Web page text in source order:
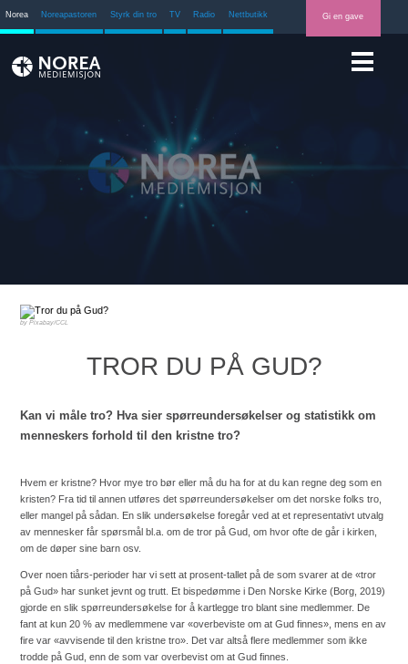
Norea Noreapastoren Styrk din tro TV Radio Nettbutikk Gi en gave
Pixabay/CCL
TROR DU PÅ GUD?
Kan vi måle tro? Hva sier spørreundersøkelser og statistikk om
menneskers forhold til den kristne tro?
Hvem er kristne? Hvor mye tro bør eller må du ha for at du kan regne deg som en
kristen? Fra tid til annen utføres det spørreundersøkelser om det norske folks tro,
eller mangel på sådan. En slik undersøkelse foregår ved at et representativt utvalg
av mennesker får spørsmål bl.a. om de tror på Gud, om hvor ofte de går i kirken,
om de døper sine barn osv.
Over noen tiårs-perioder har vi sett at prosent-tallet på de som svarer at de «tror
på Gud» har sunket jevnt og trutt. Et bispedømme i Den Norske Kirke (Borg, 2019)
gjorde en slik spørreundersøkelse for å kartlegge tro blant sine medlemmer. De
fant at kun 20 % av medlemmene var «overbeviste om at Gud finnes», mens en av
fire var «avvisende til den kristne tro». Det var altså flere medlemmer som ikke
trodde på Gud, enn de som var overbevist om at Gud finnes.